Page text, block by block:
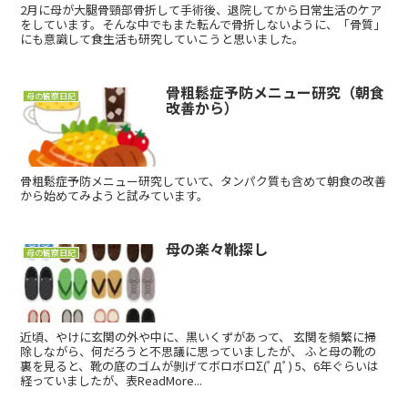
2月に母が大腿骨頸部骨折して手術後、退院してから日常生活のケア
をしています。そんな中でもまた転んで骨折しないように、「骨質」
にも意識して食生活も研究していこうと思いました。
母の観察日記 骨粗鬆症予防メニュー研究（朝食
改善から）
骨粗鬆症予防メニュー研究していて、タンパク質も含めて朝食の改善
から始めてみようと試みています。
母の観察日記 母の楽々靴探し
近頃、やけに玄関の外や中に、黒いくずがあって、 玄関を頻繁に掃
除しながら、何だろうと不思議に思っていましたが、 ふと母の靴の
裏を見ると、靴の底のゴムが剝げてボロボロΣ(ﾟДﾟ) 5、6年ぐらいは
経っていましたが、表ReadMore...